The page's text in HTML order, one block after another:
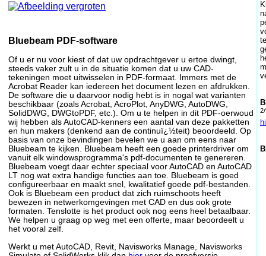
Bluebeam PDF-software
Of u er nu voor kiest of dat uw opdrachtgever u ertoe dwingt,
steeds vaker zult u in de situatie komen dat u uw CAD-
tekeningen moet uitwisselen in PDF-formaat. Immers met de
Acrobat Reader kan iedereen het document lezen en afdrukken.
De software die u daarvoor nodig hebt is in nogal wat varianten
beschikbaar (zoals Acrobat, AcroPlot, AnyDWG, AutoDWG,
SolidDWG, DWGtoPDF, etc.). Om u te helpen in dit PDF-oerwoud
wij hebben als AutoCAD-kenners een aantal van deze pakketten
en hun makers (denkend aan de continuï¿½teit) beoordeeld. Op
basis van onze bevindingen bevelen we u aan om eens naar
Bluebeam te kijken. Bluebeam heeft een goede printerdriver om
vanuit elk windowsprogramma's pdf-documenten te genereren.
Bluebeam voegt daar echter speciaal voor AutoCAD en AutoCAD
LT nog wat extra handige functies aan toe. Bluebeam is goed
configureerbaar en maakt snel, kwalitatief goede pdf-bestanden.
Ook is Bluebeam een product dat zich ruimschoots heeft
bewezen in netwerkomgevingen met CAD en dus ook grote
formaten. Tenslotte is het product ook nog eens heel betaalbaar.
We helpen u graag op weg met een offerte, maar beoordeelt u
het vooral zelf.
Werkt u met AutoCAD, Revit, Navisworks Manage, Navisworks